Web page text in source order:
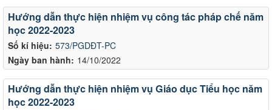
Số kí hiệu: 573/PGDĐT-PC
Ngày ban hành: 14/10/2022
Hướng dẫn thực hiện nhiệm vụ công tác pháp chế năm
học 2022-2023
Hướng dẫn thực hiện nhiệm vụ Giáo dục Tiểu học năm
học 2022-2023